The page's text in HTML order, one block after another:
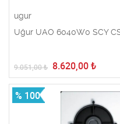
ugur
Uğur UAO 6040W0 SCY
9.051,00₺ 8.620,00 ₺
% 100